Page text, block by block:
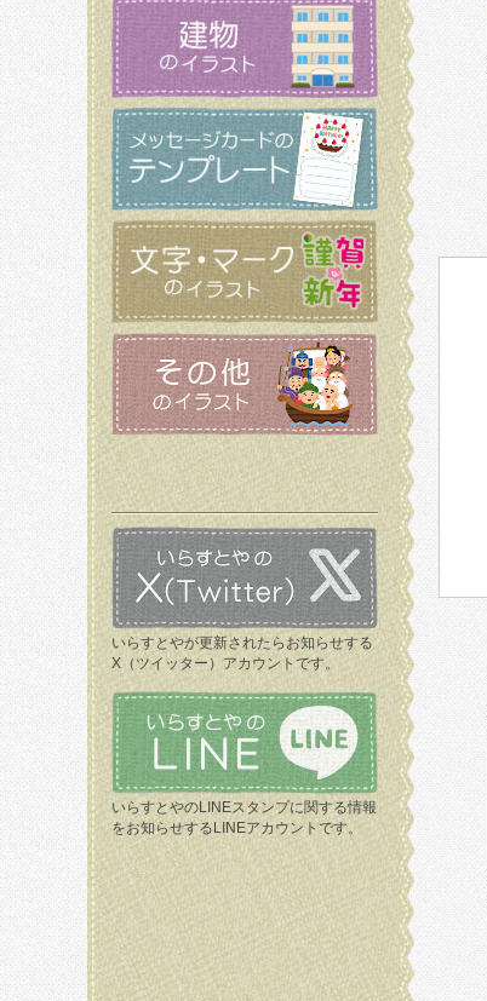
いらすとやが更新されたらお知らせする
X（ツイッター）アカウントです。
いらすとやのLINEスタンプに関する情報
をお知らせするLINEアカウントです。